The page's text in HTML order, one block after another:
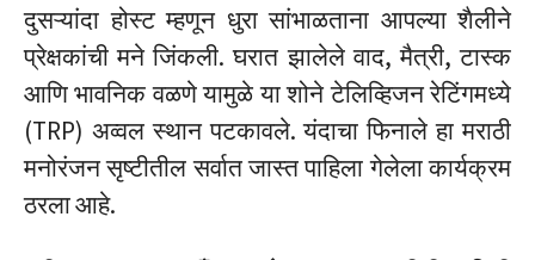
दुसऱ्यांदा होस्ट म्हणून धुरा सांभाळताना आपल्या शैलीने
प्रेक्षकांची मने जिंकली. घरात झालेले वाद, मैत्री, टास्क
आणि भावनिक वळणे यामुळे या शोने टेलिव्हिजन रेटिंगमध्ये
(TRP) अव्वल स्थान पटकावले. यंदाचा फिनाले हा मराठी
मनोरंजन सृष्टीतील सर्वात जास्त पाहिला गेलेला कार्यक्रम
ठरला आहे.